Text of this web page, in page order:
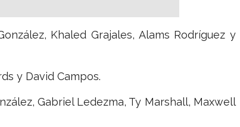
Khaled Grajales, Alams Rodríguez y
y David Campos.
Gabriel Ledezma, Ty Marshall, Maxwell